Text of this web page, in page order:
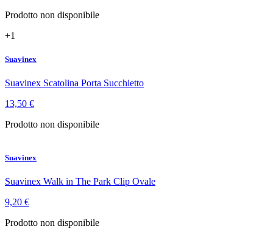
Prodotto non disponibile
+1
Suavinex
Suavinex Scatolina Porta Succhietto
13,50 €
Prodotto non disponibile
Suavinex
Suavinex Walk in The Park Clip Ovale
9,20 €
Prodotto non disponibile